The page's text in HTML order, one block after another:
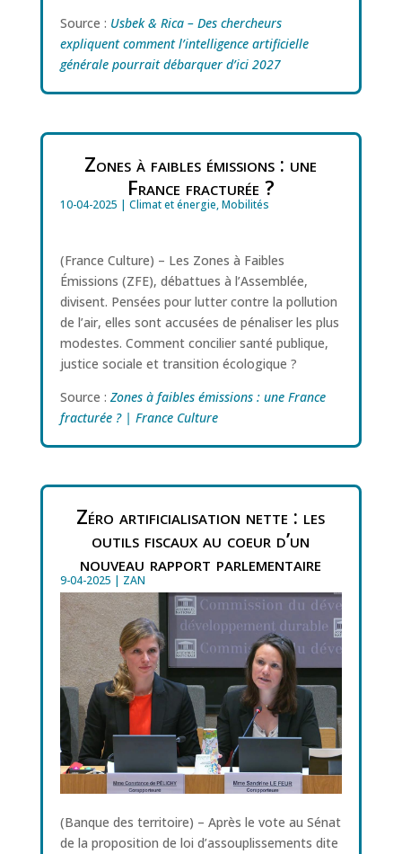
Source : Usbek & Rica – Des chercheurs
expliquent comment l’intelligence artificielle
générale pourrait débarquer d’ici 2027
Zones à faibles émissions : une
France fracturée ?
10-04-2025 | Climat et énergie,Mobilités
(France Culture) – Les Zones à Faibles
Émissions (ZFE), débattues à l’Assemblée,
divisent. Pensées pour lutter contre la pollution
de l’air, elles sont accusées de pénaliser les plus
modestes. Comment concilier santé publique,
justice sociale et transition écologique ?
Source : Zones à faibles émissions : une France
fracturée ? | France Culture
Zéro artificialisation nette : les
outils fiscaux au coeur d’un
nouveau rapport parlementaire
9-04-2025 | ZAN
(Banque des territoire) – Après le vote au Sénat
de la proposition de loi d’assouplissements dite